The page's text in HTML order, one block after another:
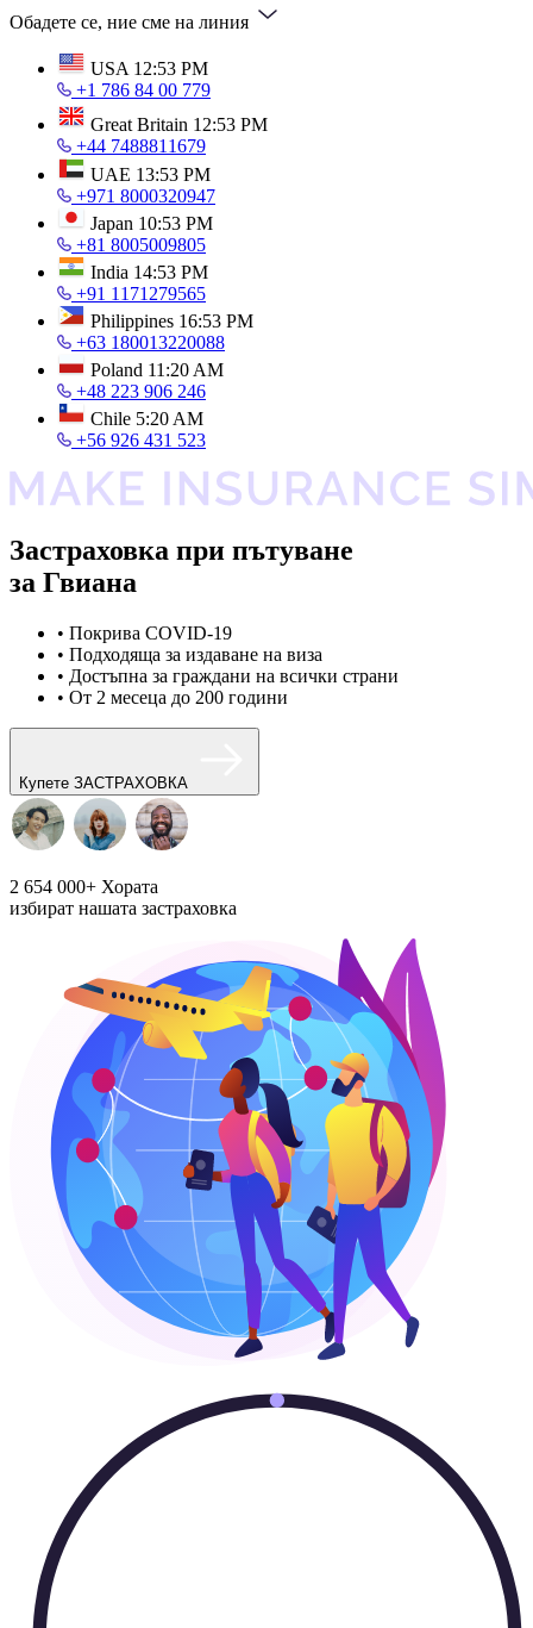
Обадете се, ние сме на линия
USA 12:53 PM
+1 786 84 00 779
Great Britain 12:53 PM
+44 7488811679
UAE 13:53 PM
+971 8000320947
Japan 10:53 PM
+81 8005009805
India 14:53 PM
+91 1171279565
Philippines 16:53 PM
+63 180013220088
Poland 11:20 AM
+48 223 906 246
Chile 5:20 AM
+56 926 431 523
Застраховка при пътуване
за Гвиана
• Покрива COVID-19
• Подходяща за издаване на виза
• Достъпна за граждани на всички страни
• От 2 месеца до 200 години
Купете ЗАСТРАХОВКА
2 654 000+ Хората
избират нашата застраховка